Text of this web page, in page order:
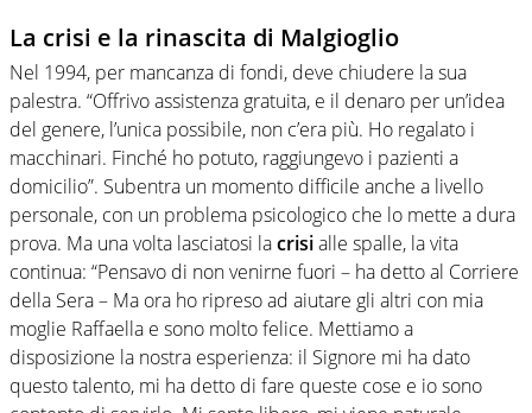
La crisi e la rinascita di Malgioglio
Nel 1994, per mancanza di fondi, deve chiudere la sua
palestra. “Offrivo assistenza gratuita, e il denaro per un’idea
del genere, l’unica possibile, non c’era più. Ho regalato i
macchinari. Finché ho potuto, raggiungevo i pazienti a
domicilio”. Subentra un momento difficile anche a livello
personale, con un problema psicologico che lo mette a dura
prova. Ma una volta lasciatosi lacrisialle spalle, la vita
continua: “Pensavo di non venirne fuori – ha detto al Corriere
della Sera – Ma ora ho ripreso ad aiutare gli altri con mia
moglie Raffaella e sono molto felice. Mettiamo a
disposizione la nostra esperienza: il Signore mi ha dato
questo talento, mi ha detto di fare queste cose e io sono